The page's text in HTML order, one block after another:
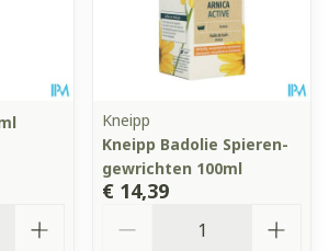
Kneipp
Kneipp Badolie Spieren-
gewrichten 100ml
€ 14,39